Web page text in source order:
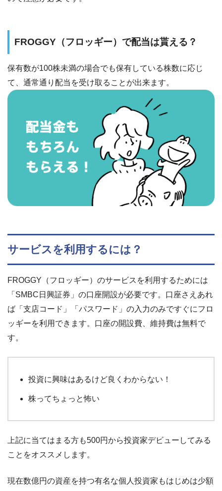
FROGGY（フロッギー）で配当は貰える？
保有数が100株未満の場合でも保有している株数に応じ
て、通常通り配当を受け取ることが出来ます。
サービスを利用するには？
FROGGY（フロッギー）のサービスを利用するためには
「SMBC日興証券」の口座開設が必要です。口座さえあれ
ば「支店コード」「パスワード」の入力のみですぐにフロ
ッギーを利用できます。口座の開設費、維持費は無料で
す。
投資に興味はあるけど良くわからない！
株ってちょっと怖い
上記に当てはまる方も500円から投資家デビューしてみる
ことをオススメします。
現在数億円の資産を持つ有名な個人投資家もはじめは少額